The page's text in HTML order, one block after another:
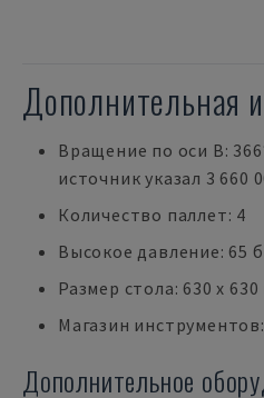
Дополнительная
Вращение по оси B:
источник указал 3 660
Количество паллет: 4
Высокое давление: 65
Размер стола: 630 x
Магазин
Дополнительное